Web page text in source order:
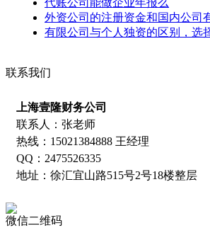
代账公司能做企业年报么
外资公司的注册资金和国内公司
有限公司与个人独资的区别，选
联系我们
上海壹隆财务公司
联系人：张老师
热线：15021384888 王经理
QQ：2475526335
地址：徐汇宜山路515号2号18楼整层
微信二维码